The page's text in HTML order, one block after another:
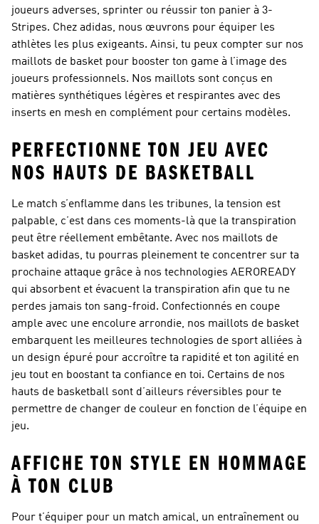
joueurs adverses, sprinter ou réussir ton panier à 3-
Stripes. Chez adidas, nous œuvrons pour équiper les
athlètes les plus exigeants. Ainsi, tu peux compter sur nos
maillots de basket pour booster ton game à l’image des
joueurs professionnels. Nos maillots sont conçus en
matières synthétiques légères et respirantes avec des
inserts en mesh en complément pour certains modèles.
PERFECTIONNE TON JEU AVEC
NOS HAUTS DE BASKETBALL
Le match s’enflamme dans les tribunes, la tension est
palpable, c’est dans ces moments-là que la transpiration
peut être réellement embêtante. Avec nos maillots de
basket adidas, tu pourras pleinement te concentrer sur ta
prochaine attaque grâce à nos technologies AEROREADY
qui absorbent et évacuent la transpiration afin que tu ne
perdes jamais ton sang-froid. Confectionnés en coupe
ample avec une encolure arrondie, nos maillots de basket
embarquent les meilleures technologies de sport alliées à
un design épuré pour accroître ta rapidité et ton agilité en
jeu tout en boostant ta confiance en toi. Certains de nos
hauts de basketball sont d’ailleurs réversibles pour te
permettre de changer de couleur en fonction de l’équipe en
jeu.
AFFICHE TON STYLE EN HOMMAGE
À TON CLUB
Pour t’équiper pour un match amical, un entraînement ou